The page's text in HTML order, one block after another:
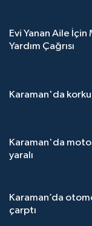
Evi Yanan Aile
Yardım Çağrısı
Karaman'da
Karaman'da
yaralı
Karaman’da
çarptı